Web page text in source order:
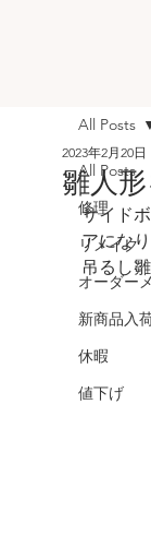
All Posts
修理
リメイク
オーダー
新商品入
休暇
値下げ
All Posts
雛人
2023年2月20日
サイド
アになり
吊るし